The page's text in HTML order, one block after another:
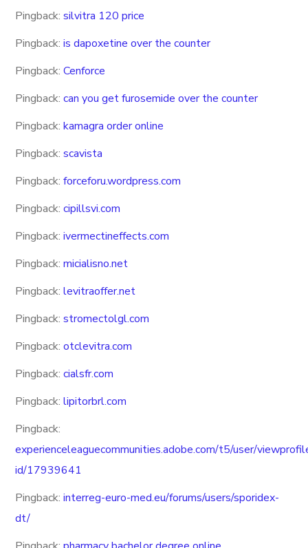
Pingback:silvitra 120 price
Pingback:is dapoxetine over the counter
Pingback:Cenforce
Pingback:can you get furosemide over the counter
Pingback:kamagra order online
Pingback:scavista
Pingback:forceforu.wordpress.com
Pingback:cipillsvi.com
Pingback:ivermectineffects.com
Pingback:micialisno.net
Pingback:levitraoffer.net
Pingback:stromectolgl.com
Pingback:otclevitra.com
Pingback:cialsfr.com
Pingback:lipitorbrl.com
Pingback:
experienceleaguecommunities.adobe.com/t5/user/
id/17939641
Pingback:interreg-euro-med.eu/forums/users/sporidex-
dt/